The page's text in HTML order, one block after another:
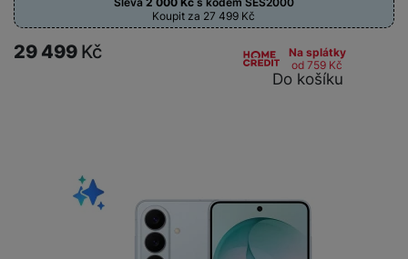
Koupit za 27 499 Kč
29 499 Kč
Na splátky
od 759 Kč
Do košíku